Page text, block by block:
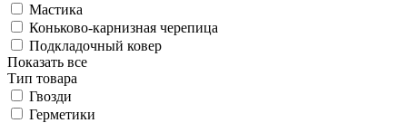
Мастика
Коньково-карнизная черепица
Подкладочный ковер
Показать все
Тип товара
Гвозди
Герметики